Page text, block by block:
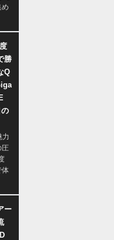
め
勝
Q
力
圧
体
ー